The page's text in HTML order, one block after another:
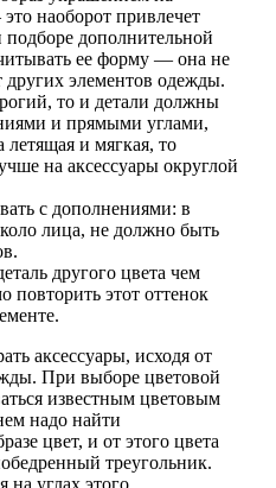
наоборот привлечет
дополнительной
ее форму — она не
других элементов одежды.
то и детали должны
и прямыми углами,
летящая и мягкая, то
на аксессуары округлой
с дополнениями: в
лица, не должно быть
другого цвета чем
повторить этот оттенок
аксессуары, исходя от
При выборе цветовой
известным цветовым
надо найти
цвет, и от этого цвета
треугольник.